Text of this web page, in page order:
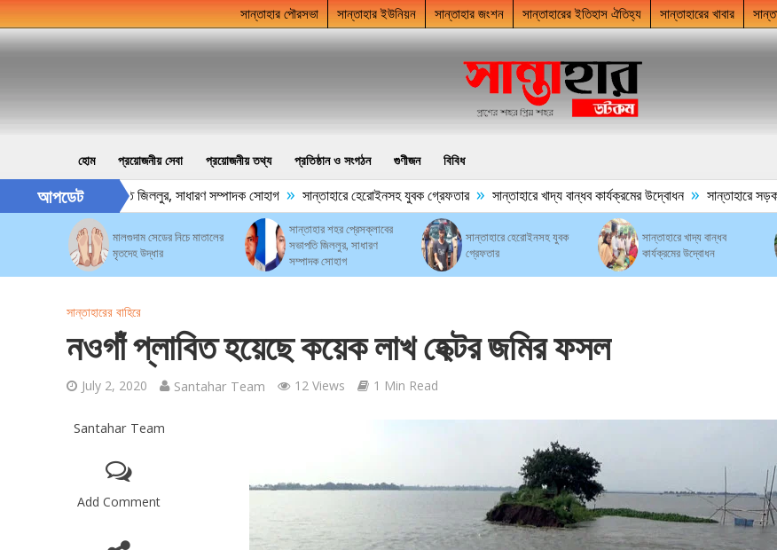
সান্তাহার পৌরসভা সান্তাহার ইউনিয়ন সান্তাহার জংশন সান্তাহারের ইতিহাস ঐতিহ্য সান্তাহারের খাবার
হোম প্রয়োজনীয় সেবা প্রয়োজনীয় তথ্য প্রতিষ্ঠান ও সংগঠন গুণীজন বিবিধ
আপডেট
প্রেসক্লাবের সভাপতি জিললুর, সাধারণ সম্পাদক সোহাগ » সান্তাহারে হেরোইনসহ যুবক গ্রেফতার » সান্তাহারে খাদ্য বান্ধব কার্যক্রমের উদ্বোধন » সান্তাহারে সড়ক
মালগুদাম সেডের নিচে মাতালের
মৃতদেহ উদ্ধার
সান্তাহার শহর প্রেসক্লাবের
সভাপতি জিললুর, সাধারণ
সম্পাদক সোহাগ
সান্তাহারে হেরোইনসহ যুবক
গ্রেফতার
সান্তাহারে খাদ্য বান্ধব
কার্যক্রমের উদ্বোধন
সান্তাহারের বাহিরে
নওগাঁ প্লাবিত হয়েছে কয়েক লাখ হেক্টর জমির ফসল
July 2, 2020 Santahar Team 12 Views 1 Min Read
Santahar Team
Add Comment